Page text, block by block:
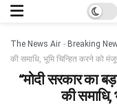
The News Air - Breaking
की समाधि, भूमि चिन्हित करने को
“मोदी सरकार का
की समाधि,